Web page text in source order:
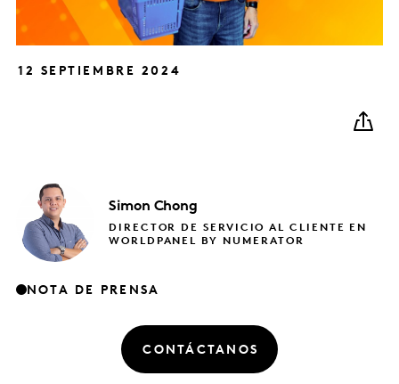
12 SEPTIEMBRE 2024
Simon Chong
DIRECTOR DE SERVICIO AL CLIENTE EN
WORLDPANEL BY NUMERATOR
NOTA DE PRENSA
CONTÁCTANOS